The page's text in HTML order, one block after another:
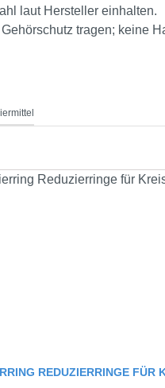
laut Hersteller einhalten.
tragen; keine
von 5 von 5
REDUZIERRINGE